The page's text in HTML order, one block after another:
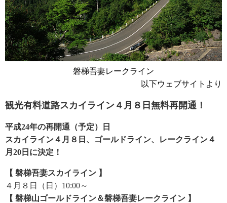
磐梯吾妻レークライン
以下ウェブサイトより
観光有料道路スカイライン４月８日無料再開通！
平成24年の再開通（予定）日
スカイライン４月８日、ゴールドライン、レークライン４
月20日に決定！
【 磐梯吾妻スカイライン 】
４月８日（日）10:00～
【 磐梯山ゴールドライン＆磐梯吾妻レークライン 】